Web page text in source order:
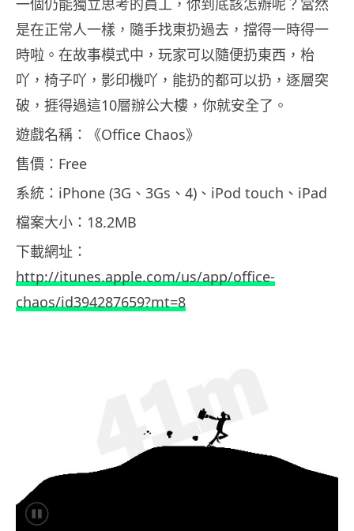
一個仍能獨立思考的員工，你到底該怎辦呢？ 當然
是在正常人一樣，隨手找東扔過去，擋得一時得一
時啦。在故事模式中，玩家可以隨便扔東西，枱
吖，椅子吖，影印機吖，能扔的都可以扔，逐層突
破，捱得過這10層辦公大樓，你就安全了。
遊戲名稱：《Office Chaos》
售價：Free
系統：iPhone (3G、3Gs、4)、iPod touch、iPad
檔案大小：18.2MB
下載網址：
http://itunes.apple.com/us/app/office-
chaos/id394287659?mt=8